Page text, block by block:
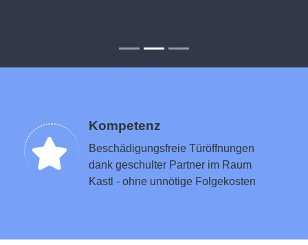
Kompetenz
Beschädigungsfreie Türöffnungen
dank geschulter Partner im Raum
Kastl - ohne unnötige Folgekosten